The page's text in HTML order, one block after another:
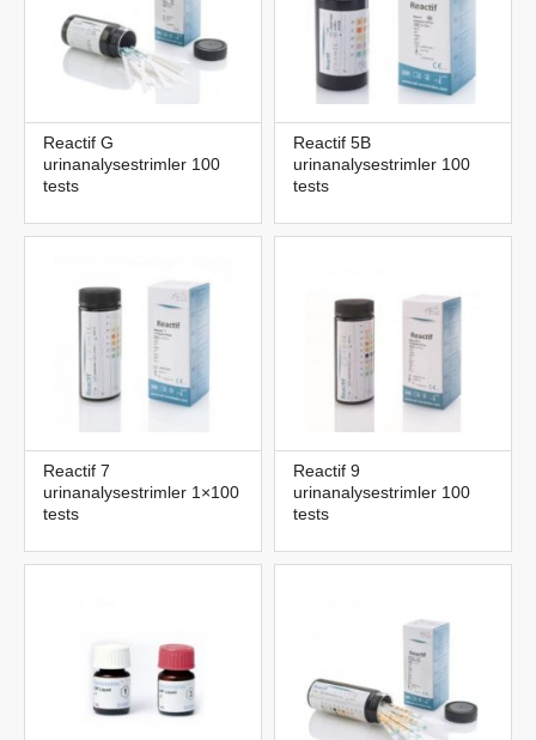
Reactif G
urinanalysestrimler 100
tests
Reactif 5B
urinanalysestrimler 100
tests
Reactif 7
urinanalysestrimler 1×100
tests
Reactif 9
urinanalysestrimler 100
tests